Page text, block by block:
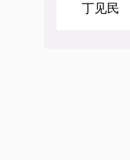
丁见民